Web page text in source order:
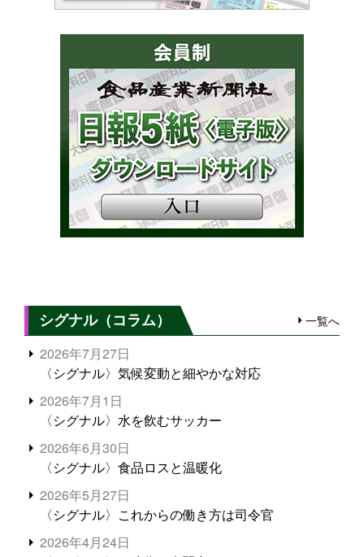
シグナル（コラム） 一覧へ
2026年7月27日
〈シグナル〉気候変動と細やかな対応
2026年7月1日
〈シグナル〉水を飲むサッカー
2026年6月30日
〈シグナル〉食品ロスと温暖化
2026年5月27日
〈シグナル〉これからの働き方は司令官
2026年4月24日